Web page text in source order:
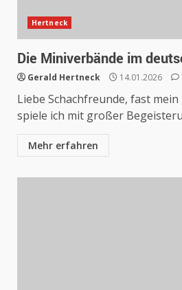
Hertneck
Die Miniverbände im
Gerald Hertneck 14.01.2026
Liebe Schachfreunde, fast
spiele ich mit großer
Mehr erfahren